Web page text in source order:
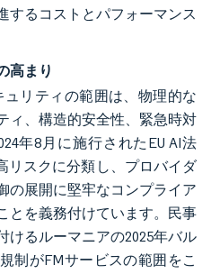
するコストとパフォーマンス
高まり
リティの範囲は、物理的な
ィ、構造的安全性、緊急時対
年8月に施行されたEU AI法
リスクに分類し、プロバイダ
の展開に堅牢なコンプライア
とを義務付けています。民事
けるルーマニアの2025年バル
制がFMサービスの範囲をこ